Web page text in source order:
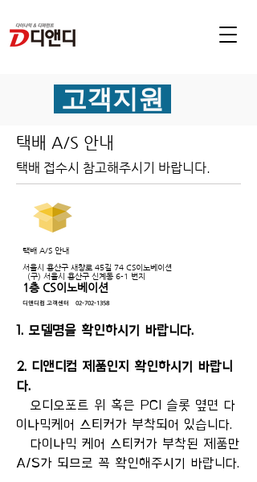
고객지원
택배 A/S 안내
택배 접수시 참고해주시기 바랍니다.
택배 A/S 안내
서울시 용산구 새창로 45길 74 CS이노베이션
(구) 서울시 용산구 신계동 6-1 번지
1층 CS이노베이션
디앤디컴 고객센터 02-702-1358
1. 모델명을 확인하시기 바랍니다.
2. 디앤디컴 제품인지 확인하시기 바랍니
다.
오디오포트 위 혹은 PCI 슬롯 옆면 다
이나믹케어 스티커가 부착되어 있습니다.
다이나믹 케어 스티커가 부착된 제품만
A/S가 되므로 꼭 확인해주시기 바랍니다.